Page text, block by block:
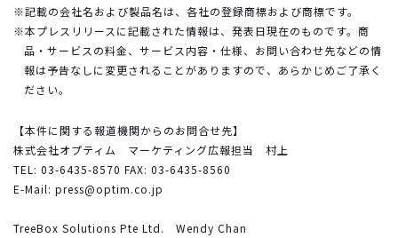
※記載の会社名および製品名は、各社の登録商標および商標です。
※本プレスリリースに記載された情報は、発表日現在のものです。商
品・サービスの料金、サービス内容・仕様、お問い合わせ先などの情
報は予告なしに変更されることがありますので、あらかじめご了承く
ださい。
【本件に関する報道機関からのお問合せ先】
株式会社オプティム マーケティング広報担当 村上
TEL: 03-6435-8570 FAX: 03-6435-8560
E-Mail: press@optim.co.jp
TreeBox Solutions Pte Ltd. Wendy Chan